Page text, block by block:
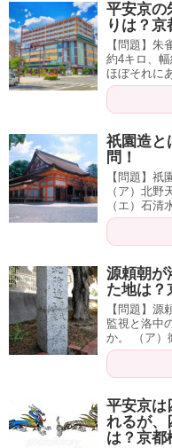
平安京の
りは？
【問題】
約4キロ、
ほぼそれに
祇園造と
問！
【問題】祇
（ア）北
（エ）石
源頼朝が
た地は？
【問題】
監視と洛中
か。 （ア）
平安京は
れるが、
は？京都